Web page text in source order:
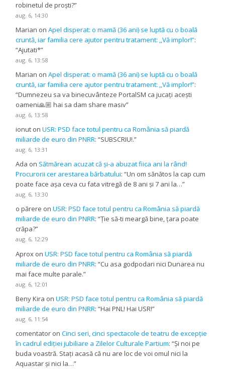
robinetul de proști?”
aug. 6, 14:30
Marian onApel disperat: o mamă (36 ani) se luptă cu o boală
cruntă, iar familia cere ajutor pentru tratament: ,,Vă implor!”:
“Ajutati*”
aug. 6, 13:58
Marian onApel disperat: o mamă (36 ani) se luptă cu o boală
cruntă, iar familia cere ajutor pentru tratament: ,,Vă implor!”:
“Dumnezeu sa va binecuvânteze PortalSM ca jucați acești
oameni🙏🏼 hai sa dam share masiv”
aug. 6, 13:58
ionut onUSR: PSD face totul pentru ca România să piardă
miliarde de euro din PNRR: “SUBSCRIU!.”
aug. 6, 13:31
Ada on Sătmărean acuzat că și-a abuzat fiica ani la rând!
Procurorii cer arestarea bărbatului: “Un om sănătos la cap cum
poate face așa ceva cu fata vitregă de 8 ani și 7 ani la…”
aug. 6, 13:30
o părere onUSR: PSD face totul pentru ca România să piardă
miliarde de euro din PNRR: “Ție să-ti meargă bine, țara poate
crăpa?”
aug. 6, 12:29
Aprox onUSR: PSD face totul pentru ca România să piardă
miliarde de euro din PNRR: “Cu asa godpodari nici Dunarea nu
mai face multe parale.”
aug. 6, 12:01
Beny Kira onUSR: PSD face totul pentru ca România să piardă
miliarde de euro din PNRR: “Hai PNL! Hai USR!”
aug. 6, 11:54
comentator onCinci seri, cinci spectacole de teatru de excepție
în cadrul ediției jubiliare a Zilelor Culturale Partium: “Și noi pe
buda voastră. Stați acasă că nu are loc de voi omul nici la
Aquastar și nici la…”